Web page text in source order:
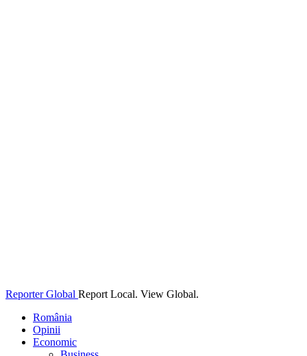
Reporter Global Report Local. View Global.
România
Opinii
Economic